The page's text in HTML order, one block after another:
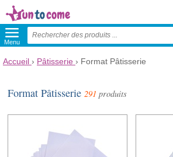
Menu
Accueil › Pâtisserie › Format Pâtisserie
Format Pâtisserie291 produits